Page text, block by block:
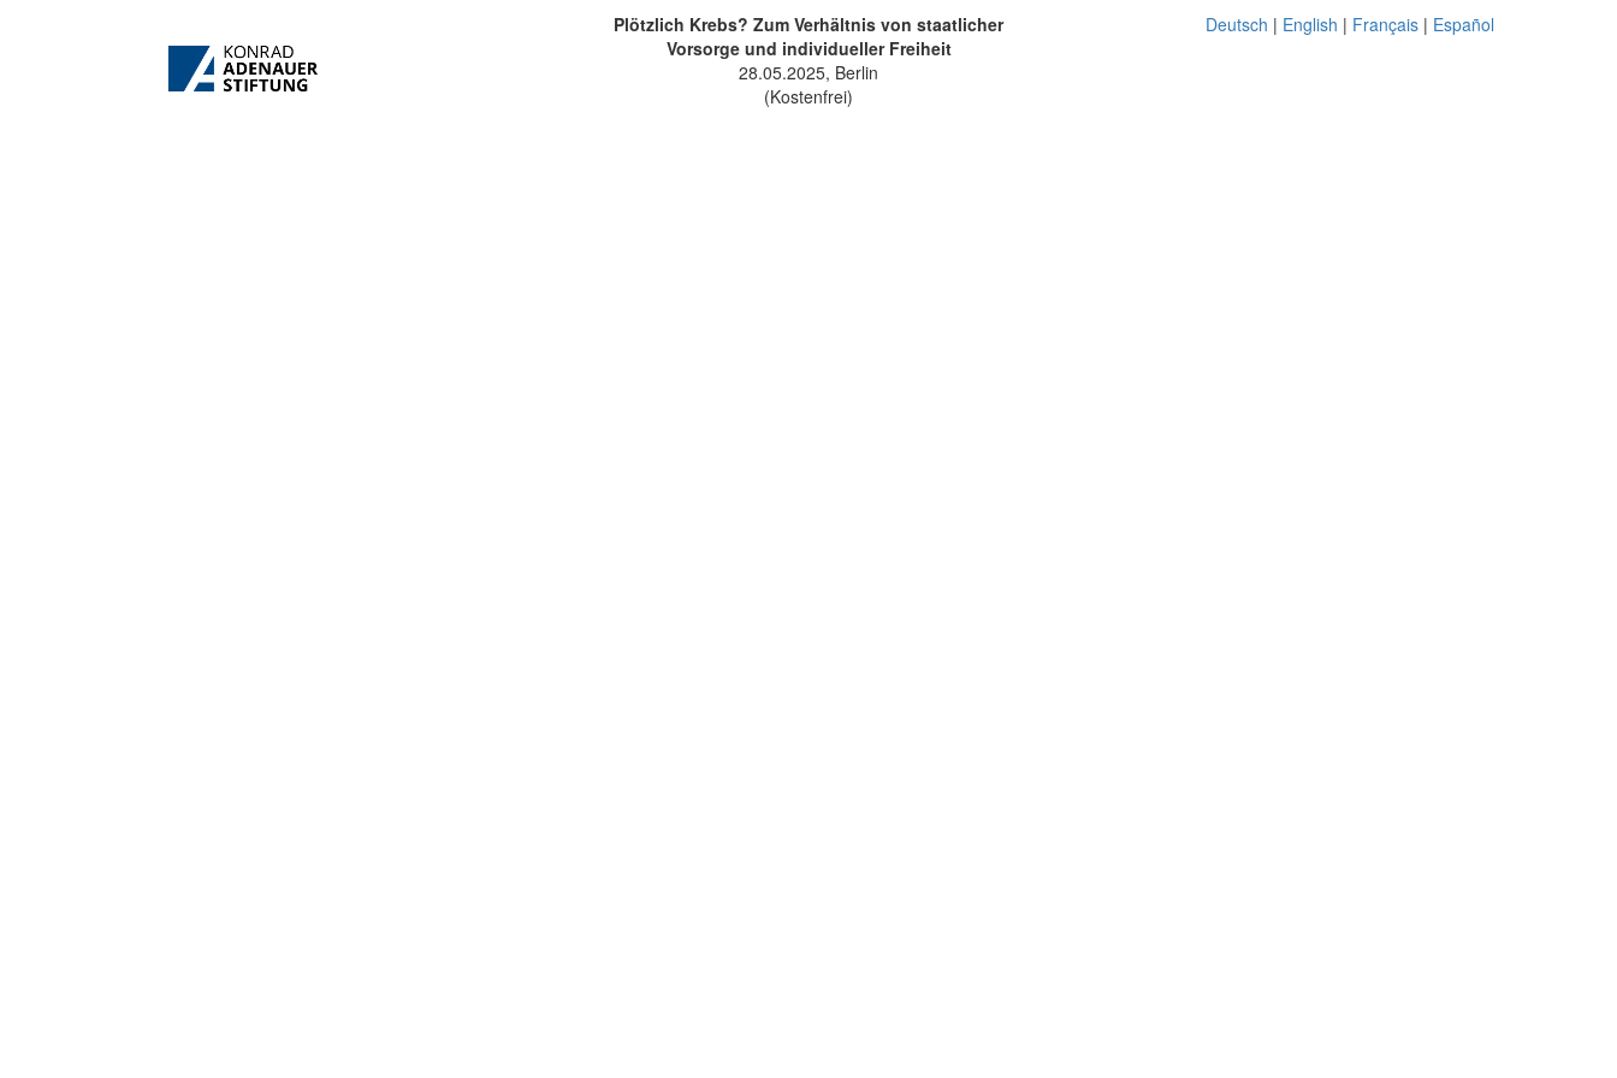
Plötzlich Krebs? Zum Verhältnis von staatlicher
Vorsorge und individueller Freiheit
28.05.2025, Berlin
(Kostenfrei)
Deutsch | English | Français | Español